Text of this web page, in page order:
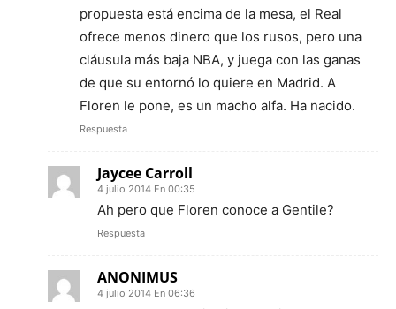
propuesta está encima de la mesa, el Real
ofrece menos dinero que los rusos, pero una
cláusula más baja NBA, y juega con las ganas
de que su entornó lo quiere en Madrid. A
Floren le pone, es un macho alfa. Ha nacido.
Respuesta
Jaycee Carroll
4 julio 2014 En 00:35
Ah pero que Floren conoce a Gentile?
Respuesta
ANONIMUS
4 julio 2014 En 06:36